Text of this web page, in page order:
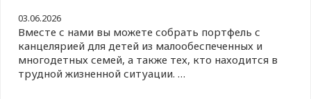
03.06.2026
Вместе с нами вы можете собрать портфель с
канцелярией для детей из малообеспеченных и
многодетных семей, а также тех, кто находится в
трудной жизненной ситуации. …